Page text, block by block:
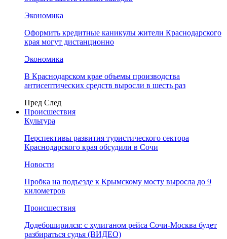
Экономика
Оформить кредитные каникулы жители Краснодарского
края могут дистанционно
Экономика
В Краснодарском крае объемы производства
антисептических средств выросли в шесть раз
Пред След
Происшествия
Культура
Перспективы развития туристического сектора
Краснодарского края обсудили в Сочи
Новости
Пробка на подъезде к Крымскому мосту выросла до 9
километров
Происшествия
Додебоширился: с хулиганом рейса Сочи-Москва будет
разбираться судья (ВИДЕО)